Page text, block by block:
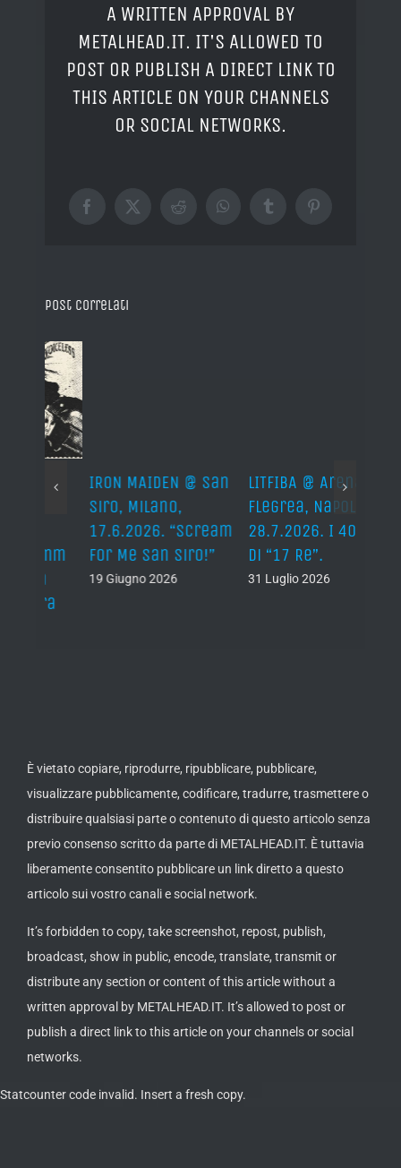
A WRITTEN APPROVAL BY
METALHEAD.IT. IT'S ALLOWED TO
POST OR PUBLISH A DIRECT LINK TO
THIS ARTICLE ON YOUR CHANNELS
OR SOCIAL NETWORKS.
Facebook
X RedditWhatsAppTumblrPinterest
Post correlati
IRON MAIDEN @ San
Siro, Milano,
17.6.2026. “Scream
For Me San Siro!”
19 Giugno 2026
LITFIBA @ Arena
Flegrea, Napoli –
28.7.2026. I 40 anni
di “17 Re”.
31 Luglio 2026
distribuire qualsiasi parte o contenuto di questo articolo senza
previo consenso scritto da parte di METALHEAD.IT. È tuttavia
liberamente consentito pubblicare un link diretto a questo
articolo sui vostro canali e social network.
It’s forbidden to copy, take screenshot, repost, publish,
distribute any section or content of this article without a
written approval by METALHEAD.IT. It’s allowed to post or
publish a direct link to this article on your channels or social
networks.
Statcounter code invalid. Insert a fresh copy.